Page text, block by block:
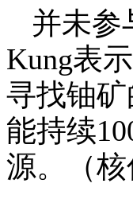
并未参
Kung表
寻找铀
能持续
源。（核